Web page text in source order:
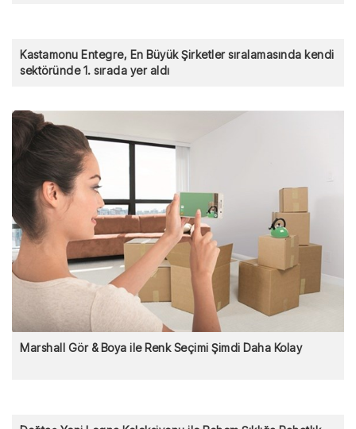
Kastamonu Entegre, En Büyük Şirketler sıralamasında kendi
sektöründe 1. sırada yer aldı
Marshall Gör & Boya ile Renk Seçimi Şimdi Daha Kolay